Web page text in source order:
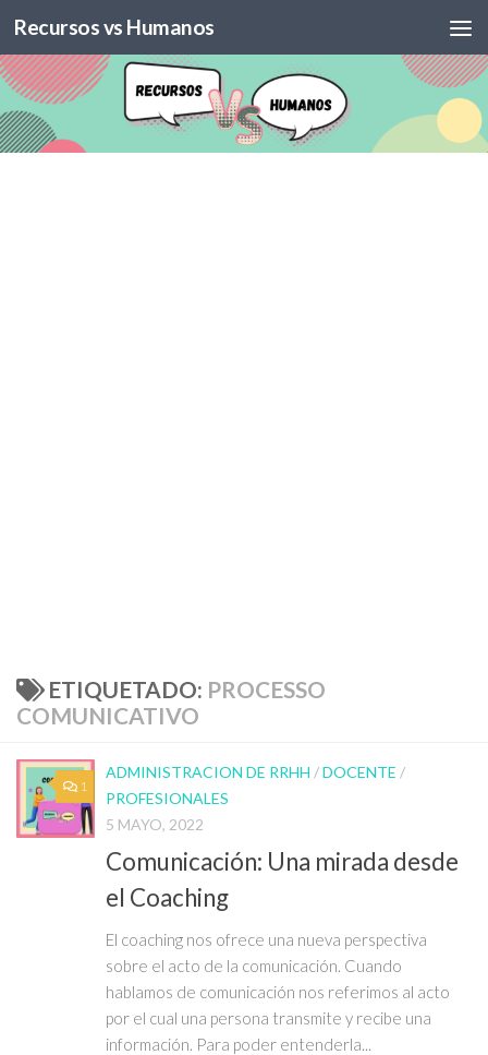
Skip to content
Recursos vs Humanos
ETIQUETADO: PROCESSO
COMUNICATIVO
1
ADMINISTRACION DE RRHH /DOCENTE /
PROFESIONALES
5 MAYO, 2022
Comunicación: Una mirada desde
el Coaching
El coaching nos ofrece una nueva perspectiva
sobre el acto de la comunicación. Cuando
hablamos de comunicación nos referimos al acto
por el cual una persona transmite y recibe una
información. Para poder entenderla...